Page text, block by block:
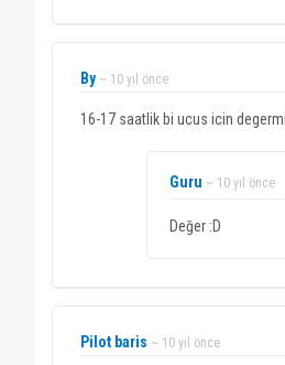
By ~ 10 yıl önce
16-17 saatlik bi ucus icin
Guru ~ 10 yıl önce
Değer :D
Pilot baris ~ 10 yıl önce